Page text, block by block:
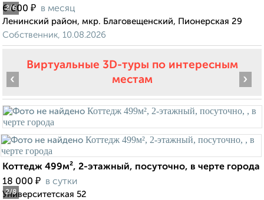
2/6
6 000 ₽ в месяц
Ленинский район, мкр. Благовещенский, Пионерская 29
Собственник, 10.08.2026
Виртуальные 3D-туры по интересным
местам
2/8
‹ ›
Коттедж 499м², 2-этажный, посуточно, в черте города
18 000 ₽ в сутки
Университетская 52